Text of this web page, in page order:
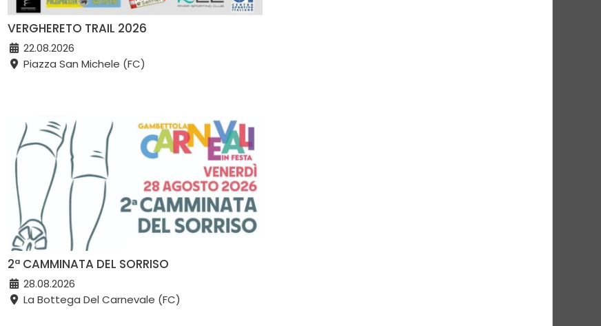
VERGHERETO TRAIL 2026
22.08.2026
Piazza San Michele (FC)
2ª CAMMINATA DEL SORRISO
28.08.2026
La Bottega Del Carnevale (FC)